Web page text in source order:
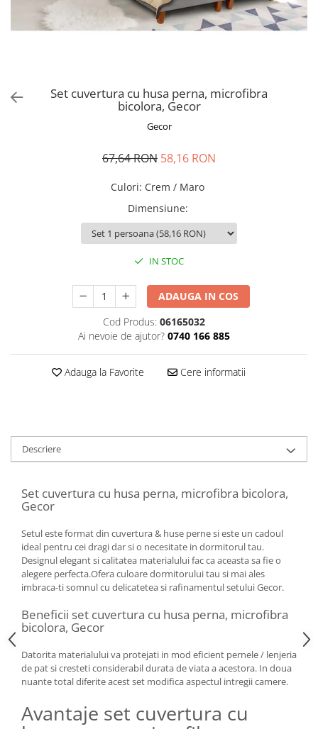
Set cuvertura cu husa perna, microfibra
bicolora, Gecor
Gecor
67,64 RON 58,16 RON
Culori: Crem / Maro
Dimensiune:
IN STOC
ADAUGA IN COS
Cod Produs: 06165032
Ai nevoie de ajutor? 0740 166 885
Adauga la Favorite Cere informatii
Descriere
Set cuvertura cu husa perna, microfibra bicolora,
Gecor
Setul este format din cuvertura & huse perne si este un cadoul
ideal pentru cei dragi dar si o necesitate in dormitorul tau.
Designul elegant si calitatea materialului fac ca aceasta sa fie o
alegere perfecta.Ofera culoare dormitorului tau si mai ales
imbraca-ti somnul cu delicatetea si rafinamentul setului Gecor.
Beneficii set cuvertura cu husa perna, microfibra
bicolora, Gecor
Datorita materialului va protejati in mod eficient pernele / lenjeria
de pat si cresteti considerabil durata de viata a acestora. In doua
nuante total diferite acest set modifica aspectul intregii camere.
Avantaje set cuvertura cu